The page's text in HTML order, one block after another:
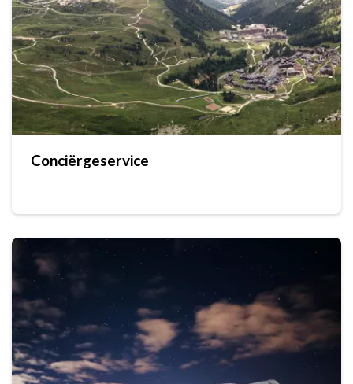
Conciërgeservice